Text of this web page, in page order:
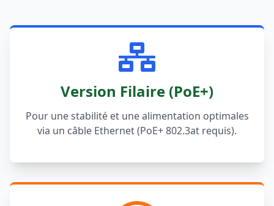
Version Filaire (PoE+)
Pour une stabilité et une alimentation optimales
via un câble Ethernet (PoE+ 802.3at requis).